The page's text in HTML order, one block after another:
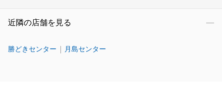
近隣の店舗を見る
勝どきセンター 月島センター